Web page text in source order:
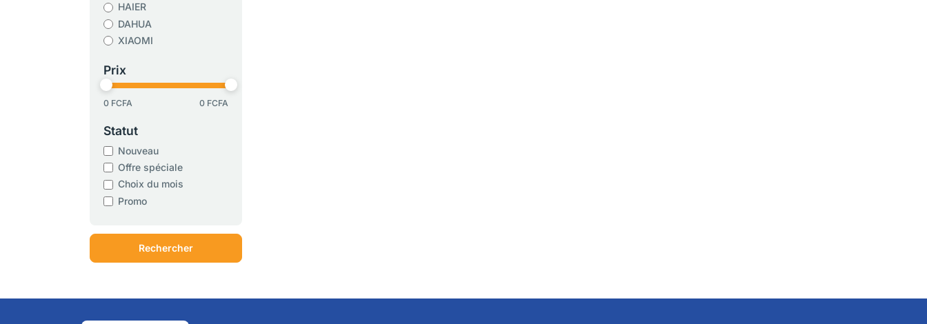
HAIER
DAHUA
XIAOMI
Prix
0 FCFA 0 FCFA
Statut
Nouveau
Offre spéciale
Choix du mois
Promo
Rechercher